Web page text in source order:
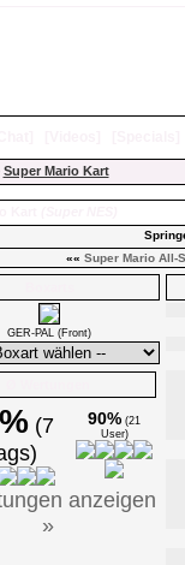
Super Mario Kart
«« Super Mario All-
GER-PAL (Front)
(7
90% (21
User)
anzeigen
»